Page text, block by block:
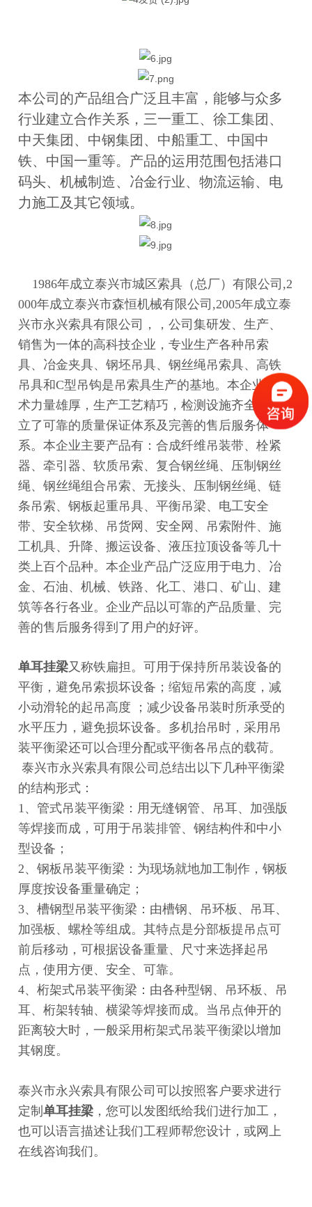
本公司的产品组合广泛且丰富，能够与众多
行业建立合作关系，三一重工、徐工集团、
中天集团、中钢集团、中船重工、中国中
铁、中国一重等。产品的运用范围包括港口
码头、机械制造、冶金行业、物流运输、电
力施工及其它领域。
1986年成立泰兴市城区索具（总厂）有限公司,2
000年成立泰兴市森恒机械有限公司,2005年成立泰
兴市永兴索具有限公司，，公司集研发、生产、
销售为一体的高科技企业，专业生产各种吊索
具、冶金夹具、钢坯吊具、钢丝绳吊索具、高铁
吊具和C型吊钩是吊索具生产的基地。本企业，技
术力量雄厚，生产工艺精巧，检测设施齐全，建
立了可靠的质量保证体系及完善的售后服务体
系。本企业主要产品有：合成纤维吊装带、栓紧
器、牵引器、软质吊索、复合钢丝绳、压制钢丝
绳、钢丝绳组合吊索、无接头、压制钢丝绳、链
条吊索、钢板起重吊具、平衡吊梁、电工安全
带、安全软梯、吊货网、安全网、吊索附件、施
工机具、升降、搬运设备、液压拉顶设备等几十
类上百个品种。本企业产品广泛应用于电力、冶
金、石油、机械、铁路、化工、港口、矿山、建
筑等各行各业。企业产品以可靠的产品质量、完
善的售后服务得到了用户的好评。
单耳挂梁又称铁扁担。可用于保持所吊装设备的
平衡，避免吊索损坏设备；缩短吊索的高度，减
小动滑轮的起吊高度 ；减少设备吊装时所承受的
水平压力，避免损坏设备。多机抬吊时，采用吊
装平衡梁还可以合理分配或平衡各吊点的载荷。
泰兴市永兴索具有限公司总结出以下几种平衡梁
的结构形式：
1、管式吊装平衡梁：用无缝钢管、吊耳、加强版
等焊接而成，可用于吊装排管、钢结构件和中小
型设备；
2、钢板吊装平衡梁：为现场就地加工制作，钢板
厚度按设备重量确定；
3、槽钢型吊装平衡梁：由槽钢、吊环板、吊耳、
加强板、螺栓等组成。其特点是分部板提吊点可
前后移动，可根据设备重量、尺寸来选择起吊
点，使用方便、安全、可靠。
4、桁架式吊装平衡梁：由各种型钢、吊环板、吊
耳、桁架转轴、横梁等焊接而成。当吊点伸开的
距离较大时，一般采用桁架式吊装平衡梁以增加
其钢度。
泰兴市永兴索具有限公司可以按照客户要求进行
定制单耳挂梁 ，您可以发图纸给我们进行加工，
也可以语言描述让我们工程师帮您设计，或网上
在线咨询我们。